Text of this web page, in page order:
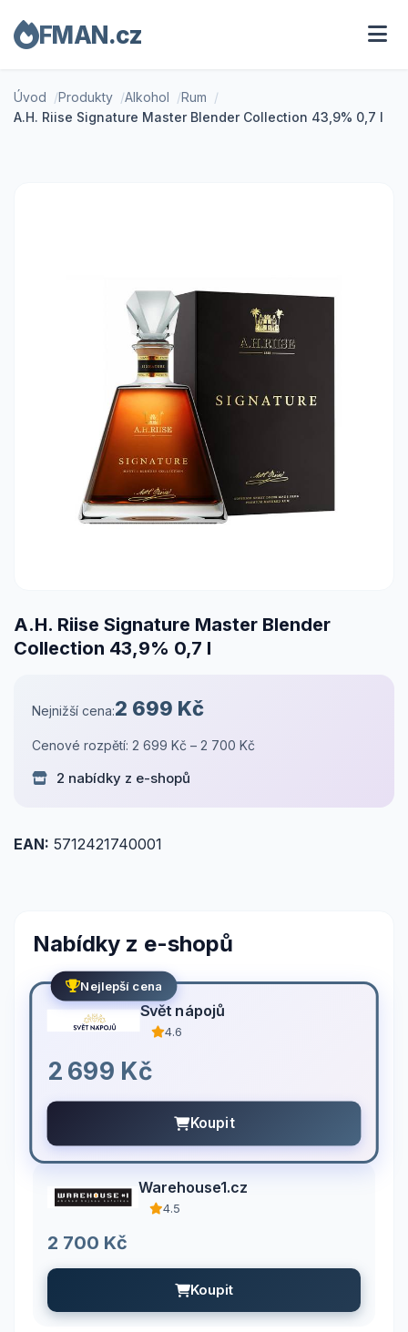
FMAN.cz
Úvod Produkty Alkohol
Rum
A.H. Riise Signature Master Blender Collection 43,9% 0,7 l
A.H. Riise Signature Master Blender
Collection 43,9% 0,7 l
Nejnižší cena:2 699 Kč
Cenové rozpětí: 2 699 Kč – 2 700 Kč
2 nabídky z e-shopů
EAN: 5712421740001
Nabídky z e-shopů
Nejlepší cena
Svět nápojů
4.6
2 699 Kč
Koupit
Warehouse1.cz
4.5
2 700 Kč
Koupit